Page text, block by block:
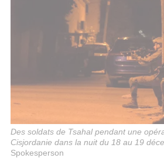
Des soldats de Tsahal pendant une
Cisjordanie dans la nuit du 18 au 19
Spokesperson